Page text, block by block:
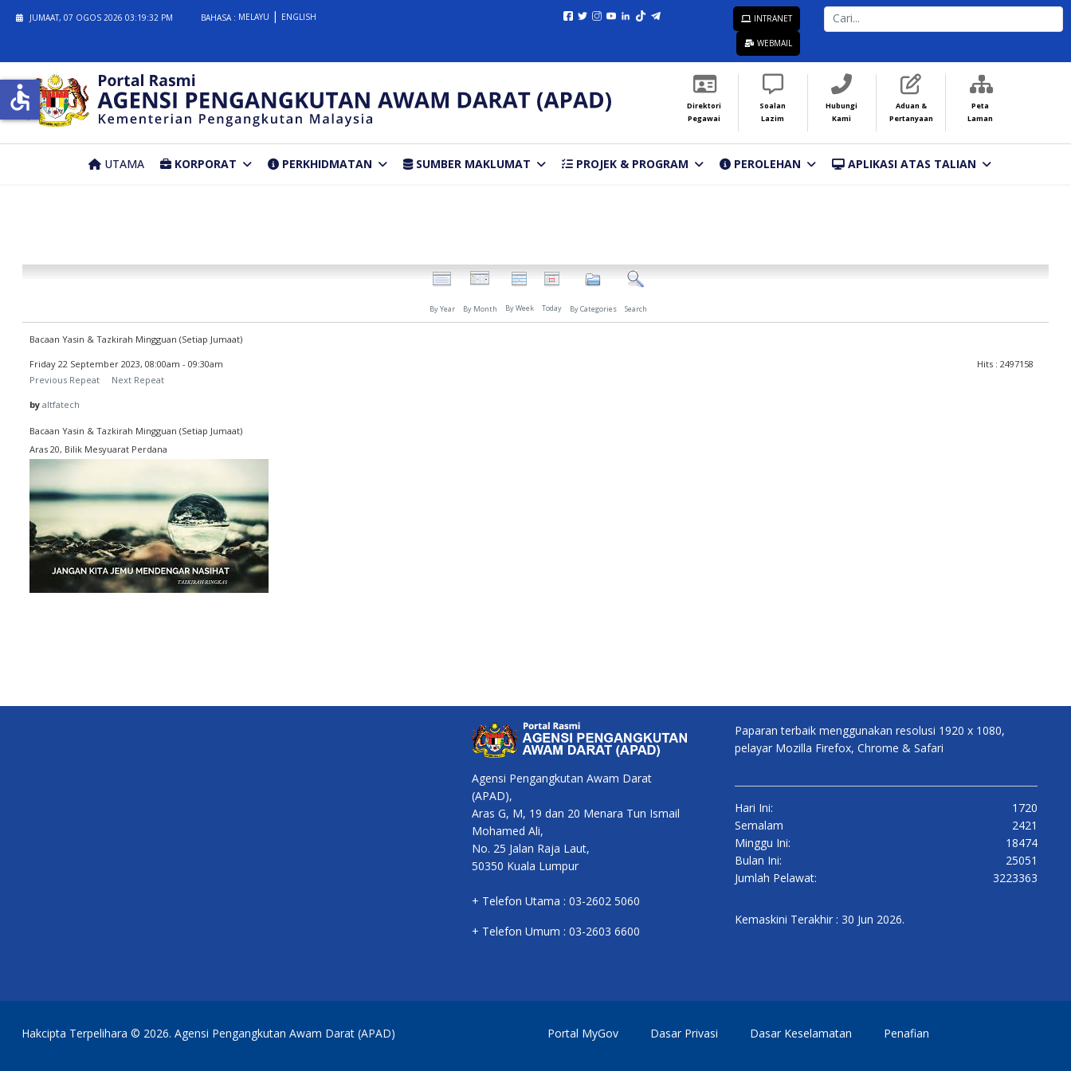
JUMAAT, 07 OGOS 2026 03:19:32 PM BAHASA : MELAYU ENGLISH INTRANET
WEBMAIL
CARI...
Direktori
Pegawai
Soalan
Lazim
Hubungi
Kami
Aduan &
Pertanyaan
Peta
Laman
UTAMA KORPORAT PERKHIDMATAN SUMBER MAKLUMAT PROJEK & PROGRAM PEROLEHAN APLIKASI ATAS TALIAN
By Year By Month By Week Today By Categories Search
Bacaan Yasin & Tazkirah Mingguan (Setiap Jumaat)
Friday 22 September 2023, 08:00am - 09:30am
Previous Repeat
Next Repeat
Hits : 2497158
by altfatech
Bacaan Yasin & Tazkirah Mingguan (Setiap Jumaat)
Aras 20, Bilik Mesyuarat Perdana
Agensi Pengangkutan Awam Darat
(APAD),
Aras G, M, 19 dan 20 Menara Tun Ismail
Mohamed Ali,
No. 25 Jalan Raja Laut,
50350 Kuala Lumpur
+ Telefon Utama : 03-2602 5060
+ Telefon Umum : 03-2603 6600
Paparan terbaik menggunakan resolusi 1920 x 1080,
pelayar Mozilla Firefox, Chrome & Safari
Hari Ini:
1720
Semalam
2421
Minggu Ini:
18474
Bulan Ini:
25051
Jumlah Pelawat:
3223363
Kemaskini Terakhir : 30 Jun 2026.
Hakcipta Terpelihara © 2026. Agensi Pengangkutan Awam Darat (APAD) Portal MyGov Dasar Privasi Dasar Keselamatan Penafian
accessible